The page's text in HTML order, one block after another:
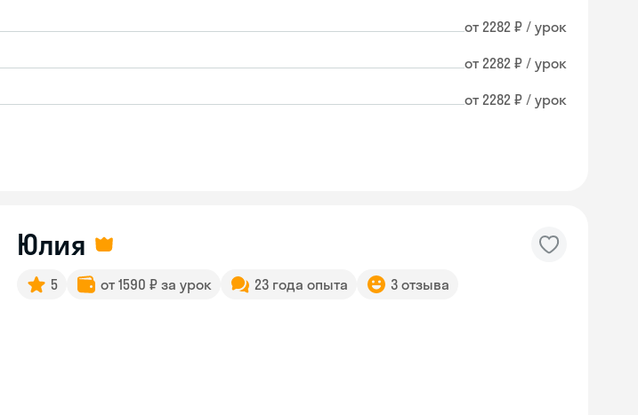
от 2282 ₽ / урок
от 2282 ₽ / урок
от 2282 ₽ / урок
Юлия
5 от 1590 ₽ за урок 23 года опыта 3 отзыва